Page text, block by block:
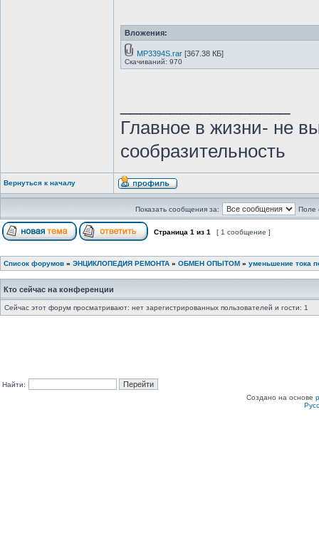
Вложения:
MP3394S.rar [367.38 КБ]
Скачиваний: 970
Главное в жизни- не
сообразительность
Вернуться к началу
Показать сообщения за: Поле
Страница 1 из 1 [ 1 сообщение ]
Список форумов » ЭНЦИКЛОПЕДИЯ РЕМОНТА » ОБМЕН ОПЫТОМ » уменьшение тока
Кто сейчас на конференции
Сейчас этот форум просматривают: нет зарегистрированных пользователей и гости: 1
Найти:
Создано на основе